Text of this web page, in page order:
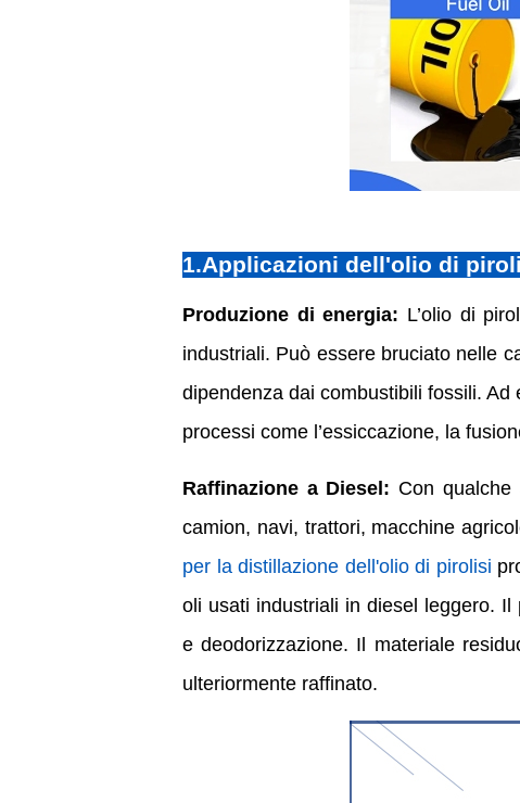
1.Applicazioni dell'olio di
Produzione di energia: L’olio di
industriali. Può essere bruciato nelle
dipendenza dai combustibili fossili.
processi come l’essiccazione, la
Raffinazione a Diesel: Con qualche
camion, navi, trattori, macchine
per la distillazione dell'olio di pirolisi
oli usati industriali in diesel leggero.
e deodorizzazione. Il materiale
ulteriormente raffinato.